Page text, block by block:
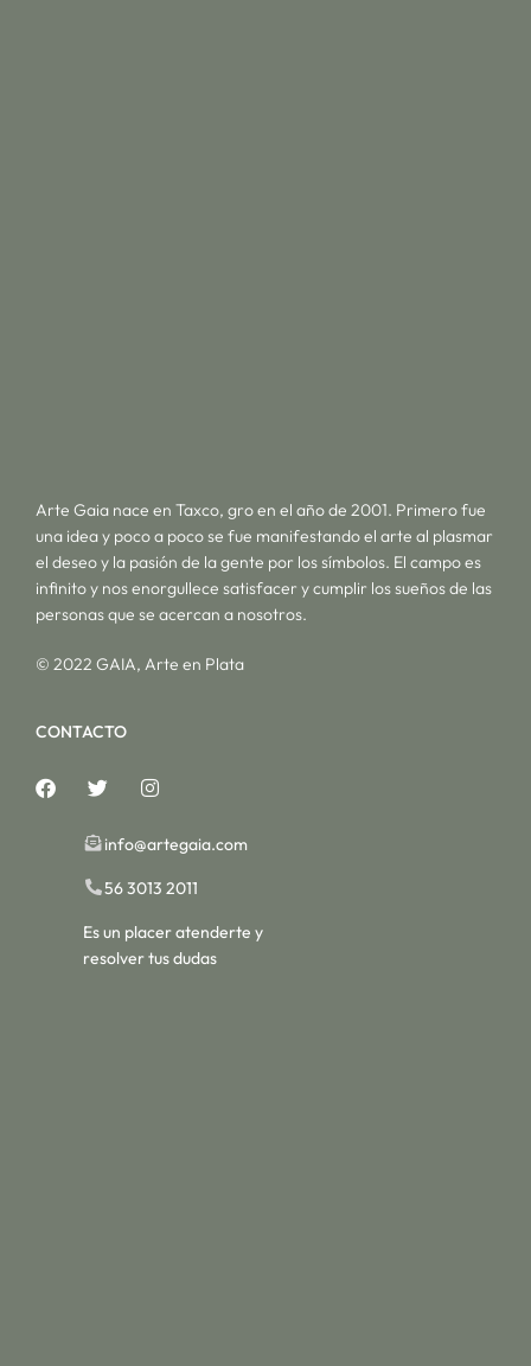
Arte Gaia nace en Taxco, gro en el año de 2001. Primero fue
una idea y poco a poco se fue manifestando el arte al plasmar
el deseo y la pasión de la gente por los símbolos. El campo es
infinito y nos enorgullece satisfacer y cumplir los sueños de las
personas que se acercan a nosotros.
© 2022 GAIA, Arte en Plata
CONTACTO
info@artegaia.com
56 3013 2011
Es un placer atenderte y
resolver tus dudas